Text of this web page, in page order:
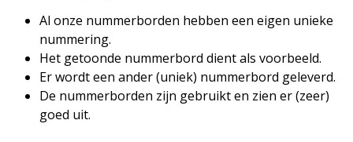
Al onze nummerborden hebben een eigen unieke
nummering.
Het getoonde nummerbord dient als voorbeeld.
Er wordt een ander (uniek) nummerbord geleverd.
De nummerborden zijn gebruikt en zien er (zeer)
goed uit.